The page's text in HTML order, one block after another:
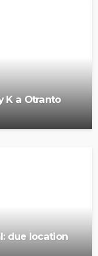
K a Otranto
due location